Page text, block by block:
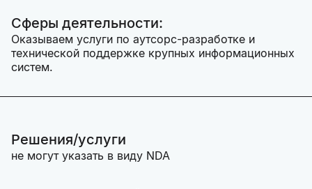
Сферы деятельности:
Оказываем услуги по аутсорс-разработке и
технической поддержке крупных информационных
систем.
Решения/услуги
не могут указать в виду NDA